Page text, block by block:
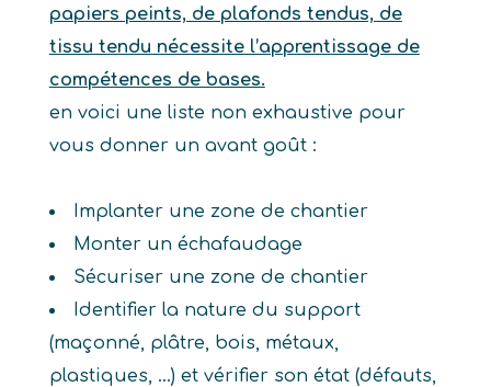
papiers peints, de plafonds tendus, de
tissu tendu nécessite l’apprentissage de
compétences de bases.
en voici une liste non exhaustive pour
vous donner un avant goût :
Implanter une zone de chantier
Monter un échafaudage
Sécuriser une zone de chantier
Identifier la nature du support
(maçonné, plâtre, bois, métaux,
plastiques, ...) et vérifier son état (défauts,